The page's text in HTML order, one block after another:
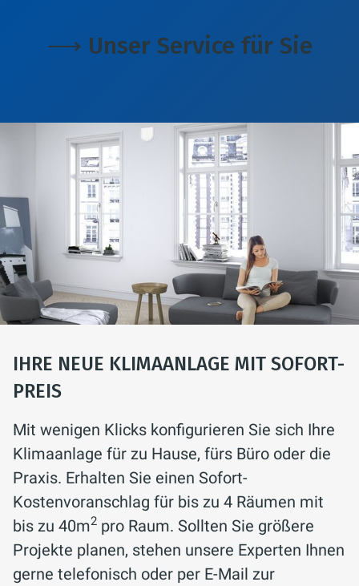
⟶ Unser Service für Sie
IHRE NEUE KLIMAANLAGE MIT SOFORT-
PREIS
Mit wenigen Klicks konfigurieren Sie sich Ihre
Klimaanlage für zu Hause, fürs Büro oder die
Praxis. Erhalten Sie einen Sofort-
Kostenvoranschlag für bis zu 4 Räumen mit
bis zu 40m2 pro Raum. Sollten Sie größere
Projekte planen, stehen unsere Experten Ihnen
gerne telefonisch oder per E-Mail zur